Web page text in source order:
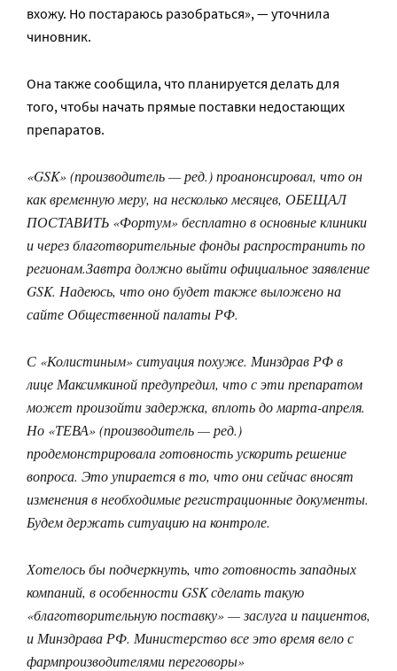
вхожу. Но постараюсь разобраться», — уточнила
чиновник.
Она также сообщила, что планируется делать для
того, чтобы начать прямые поставки недостающих
препаратов.
«GSK» (производитель — ред.) проанонсировал, что он
как временную меру, на несколько месяцев, ОБЕЩАЛ
ПОСТАВИТЬ «Фортум» бесплатно в основные клиники
и через благотворительные фонды распространить по
регионам.Завтра должно выйти официальное заявление
GSK. Надеюсь, что оно будет также выложено на
сайте Общественной палаты РФ.
С «Колистиным» ситуация похуже. Минздрав РФ в
лице Максимкиной предупредил, что с эти препаратом
может произойти задержка, вплоть до марта-апреля.
Но «ТЕВА» (производитель — ред.)
продемонстрировала готовность ускорить решение
вопроса. Это упирается в то, что они сейчас вносят
изменения в необходимые регистрационные документы.
Будем держать ситуацию на контроле.
Хотелось бы подчеркнуть, что готовность западных
компаний, в особенности GSK сделать такую
«благотворительную поставку» — заслуга и пациентов,
и Минздрава РФ. Министерство все это время вело с
фармпроизводителями переговоры»